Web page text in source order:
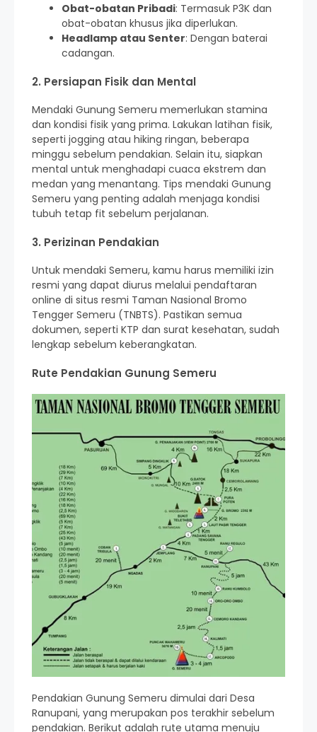
Obat-obatan Pribadi: Termasuk P3K dan
obat-obatan khusus jika diperlukan.
Headlamp atau Senter: Dengan baterai
cadangan.
2. Persiapan Fisik dan Mental
Mendaki Gunung Semeru memerlukan stamina
dan kondisi fisik yang prima. Lakukan latihan fisik,
seperti jogging atau hiking ringan, beberapa
minggu sebelum pendakian. Selain itu, siapkan
mental untuk menghadapi cuaca ekstrem dan
medan yang menantang. Tips mendaki Gunung
Semeru yang penting adalah menjaga kondisi
tubuh tetap fit sebelum perjalanan.
3. Perizinan Pendakian
Untuk mendaki Semeru, kamu harus memiliki izin
resmi yang dapat diurus melalui pendaftaran
online di situs resmi Taman Nasional Bromo
Tengger Semeru (TNBTS). Pastikan semua
dokumen, seperti KTP dan surat kesehatan, sudah
lengkap sebelum keberangkatan.
Rute Pendakian Gunung Semeru
Pendakian Gunung Semeru dimulai dari Desa
Ranupani, yang merupakan pos terakhir sebelum
pendakian. Berikut adalah rute utama menuju